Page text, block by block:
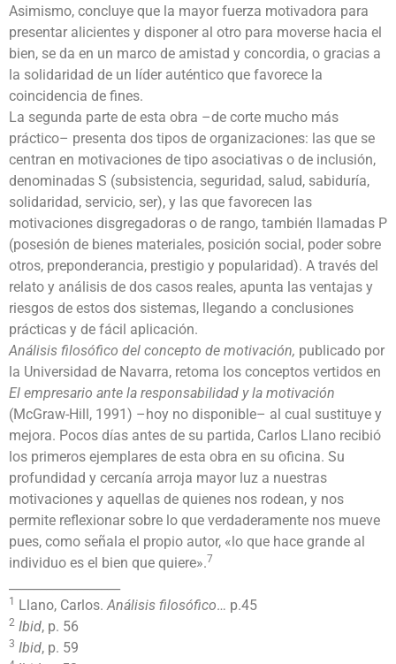
Asimismo, concluye que la mayor fuerza motivadora para
presentar alicientes y disponer al otro para moverse hacia el
bien, se da en un marco de amistad y concordia, o gracias a
la solidaridad de un líder auténtico que favorece la
coincidencia de fines.
La segunda parte de esta obra –de corte mucho más
práctico– presenta dos tipos de organizaciones: las que se
centran en motivaciones de tipo asociativas o de inclusión,
denominadas S (subsistencia, seguridad, salud, sabiduría,
solidaridad, servicio, ser), y las que favorecen las
motivaciones disgregadoras o de rango, también llamadas P
(posesión de bienes materiales, posición social, poder sobre
otros, preponderancia, prestigio y popularidad). A través del
relato y análisis de dos casos reales, apunta las ventajas y
riesgos de estos dos sistemas, llegando a conclusiones
prácticas y de fácil aplicación.
Análisis filosófico del concepto de motivación, publicado por
la Universidad de Navarra, retoma los conceptos vertidos en
El empresario ante la responsabilidad y la motivación
(McGraw-Hill, 1991) –hoy no disponible– al cual sustituye y
mejora. Pocos días antes de su partida, Carlos Llano recibió
los primeros ejemplares de esta obra en su oficina. Su
profundidad y cercanía arroja mayor luz a nuestras
motivaciones y aquellas de quienes nos rodean, y nos
permite reflexionar sobre lo que verdaderamente nos mueve
pues, como señala el propio autor, «lo que hace grande al
individuo es el bien que quiere».7
1 Llano, Carlos.Análisis filosófico… p.45
2 Ibid, p. 56
3 Ibid, p. 59